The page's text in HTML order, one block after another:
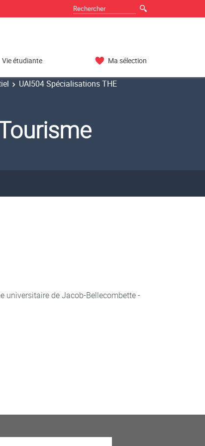
Vie étudiante Ma sélection
UAI504 Spécialisations THE
universitaire de Jacob-Bellecombette -